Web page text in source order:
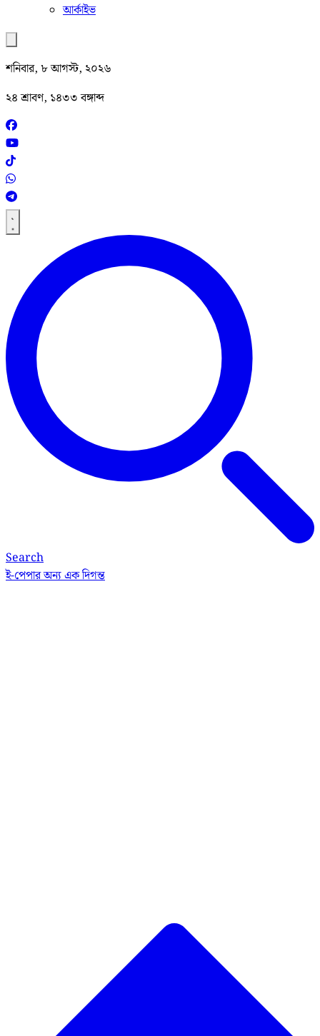
আর্কাইভ
শনিবার, ৮ আগস্ট, ২০২৬
২৪ শ্রাবণ, ১৪৩৩ বঙ্গাব্দ
Search
ই-পেপারঅন্য এক দিগন্ত